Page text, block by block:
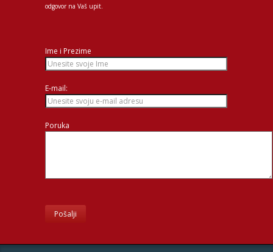
odgovor na Vaš upit.
Ime i Prezime
E-mail:
Poruka